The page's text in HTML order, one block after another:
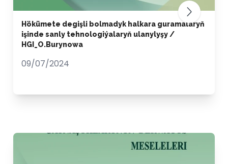
Hökümete degişli bolmadyk halkara guramalaryň
işinde sanly tehnologiýalaryň ulanylyşy /
HGI_O.Burynowa
09/07/2024